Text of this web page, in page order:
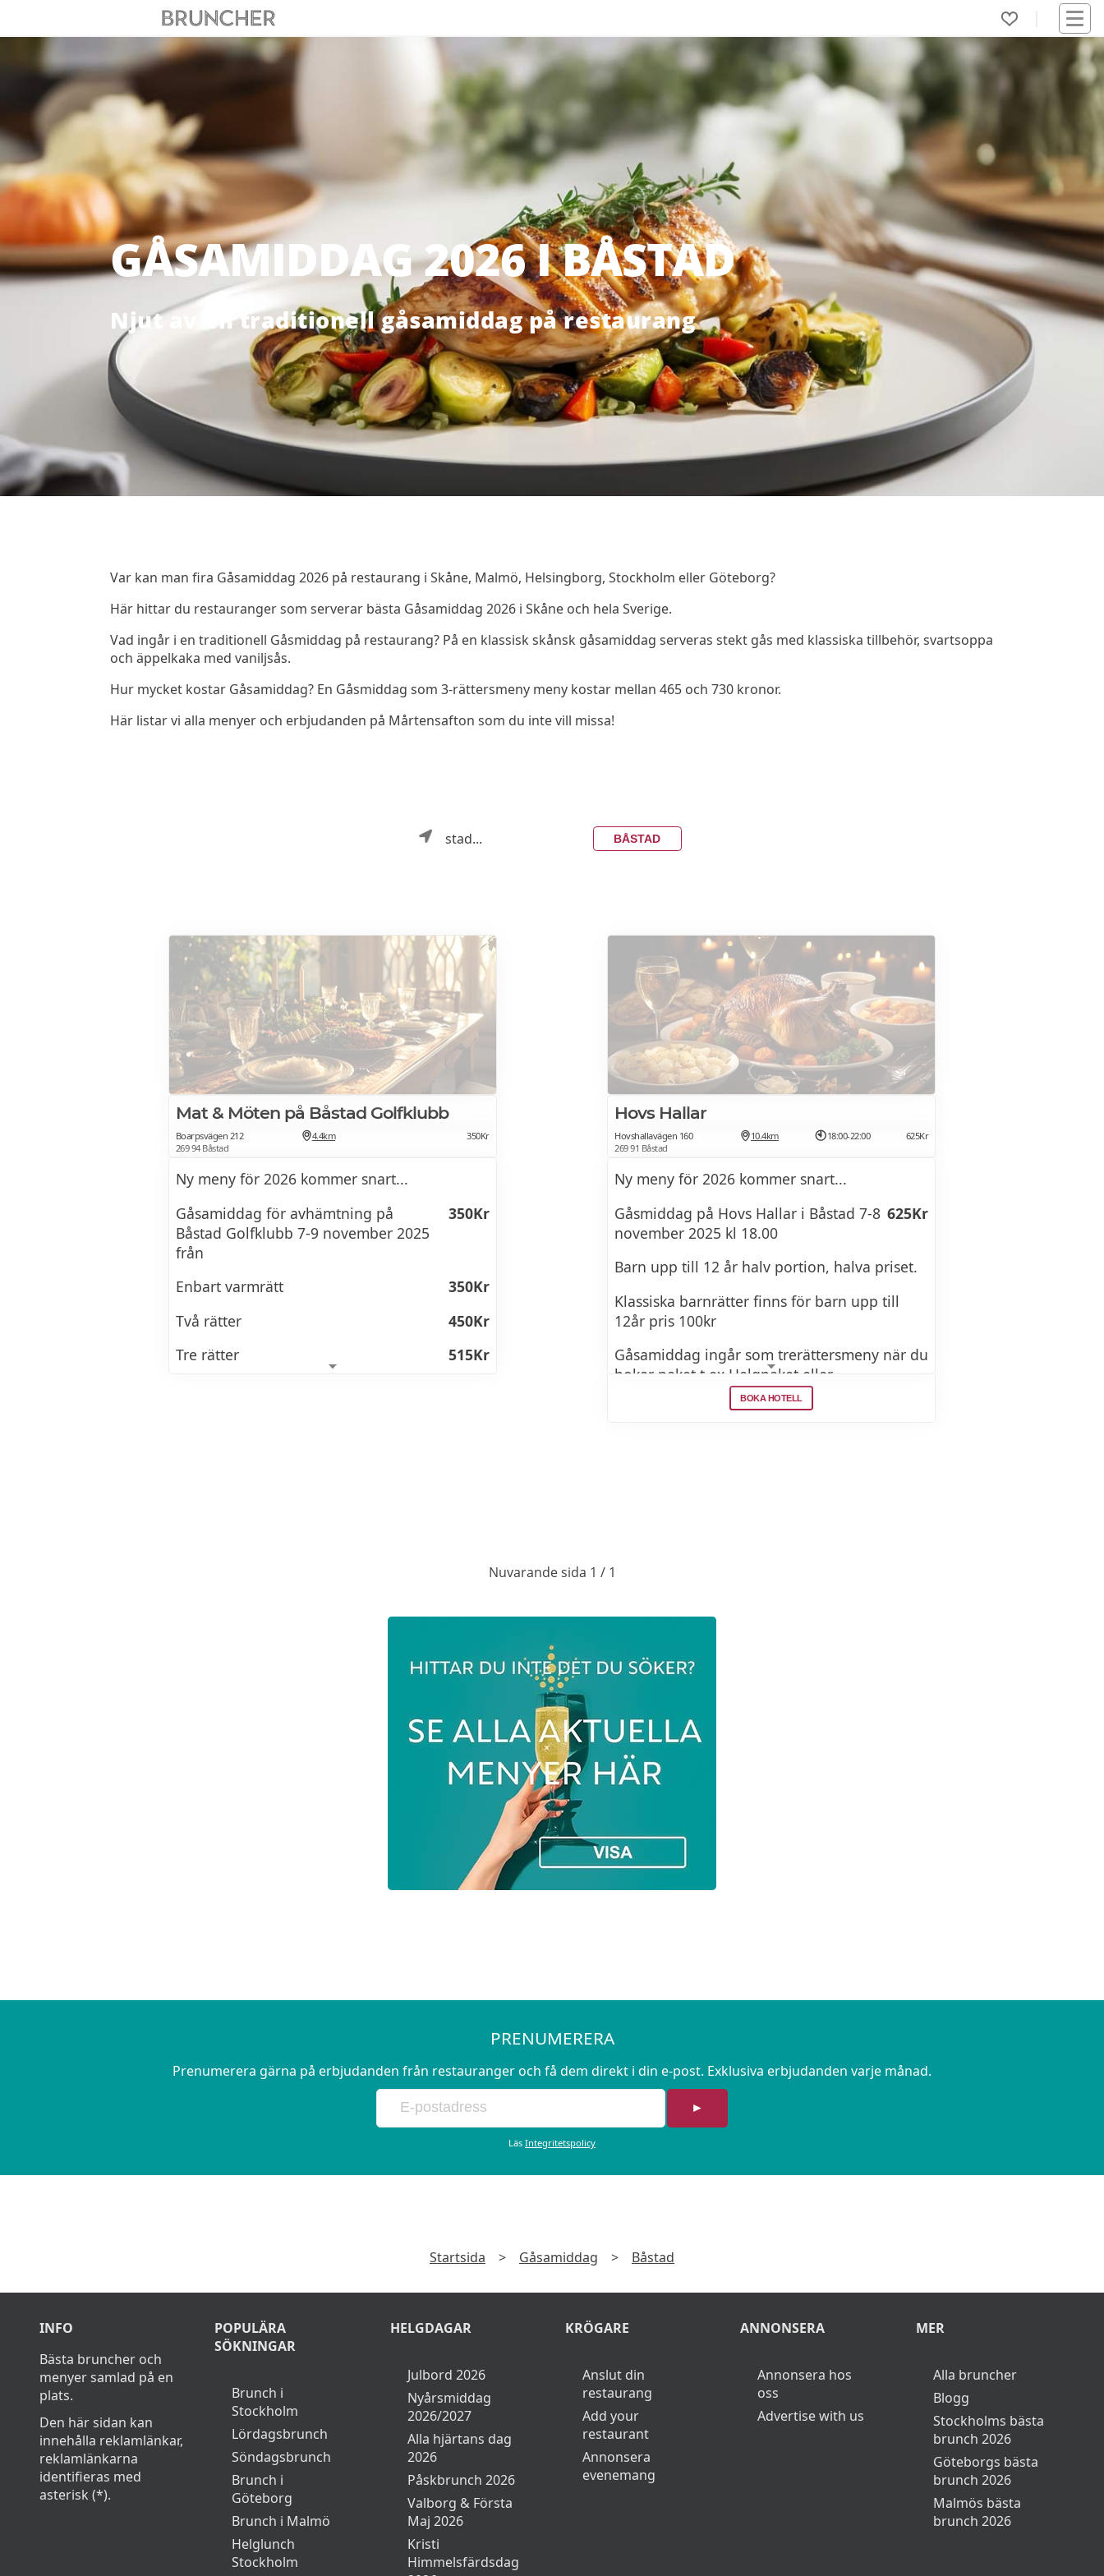
GÅSAMIDDAG 2026 I BÅSTAD
Njut av en traditionell gåsamiddag på restaurang
Var kan man fira Gåsamiddag 2026 på restaurang i Skåne, Malmö, Helsingborg, Stockholm eller Göteborg?
Här hittar du restauranger som serverar bästa Gåsamiddag 2026 i Skåne och hela Sverige.
Vad ingår i en traditionell Gåsmiddag på restaurang? På en klassisk skånsk gåsamiddag serveras stekt gås med klassiska tillbehör, svartsoppa
och äppelkaka med vaniljsås.
Hur mycket kostar Gåsamiddag? En Gåsmiddag som 3-rättersmeny meny kostar mellan 465 och 730 kronor.
Här listar vi alla menyer och erbjudanden på Mårtensafton som du inte vill missa!
stad... BÅSTAD
Mat & Möten på Båstad Golfklubb
Boarpsvägen 212
269 94 Båstad
4.4km 350Kr
Ny meny för 2026 kommer snart...
Gåsamiddag för avhämtning på
Båstad Golfklubb 7-9 november 2025
från
350Kr
Enbart varmrätt
350Kr
Två rätter
450Kr
Tre rätter
515Kr
Kryddig Svartsoppa med stekt gåslever, krås
Alternativt krämig Skogssvampsoppa med
Traditionell helstekt gås, serveras med
svartvinbärsgelé, stekt kulpotatis, ”gåsasås” &
Hovs Hallar
Hovshallavägen 160
269 91 Båstad
10.4km 18:00-22:00 625Kr
Ny meny för 2026 kommer snart...
Gåsmiddag på Hovs Hallar i Båstad 7-8
november 2025 kl 18.00
625Kr
Barn upp till 12 år halv portion, halva priset.
Klassiska barnrätter finns för barn upp till
12år pris 100kr
Gåsamiddag ingår som trerättersmeny när du
bokar paket t ex Helgpaket eller
Vandringspaket med ankomst 7 och 8
Äpplekaka med hemmagjord vaniljsås
BOKA HOTELL
Nuvarande sida 1 / 1
PRENUMERERA
Prenumerera gärna på erbjudanden från restauranger och få dem direkt i din e-post. Exklusiva erbjudanden varje månad.
►
Läs Integritetspolicy
Startsida > Gåsamiddag > Båstad
INFO
Bästa bruncher och
menyer samlad på en
plats.
Den här sidan kan
innehålla reklamlänkar,
reklamlänkarna
identifieras med
asterisk (*).
POPULÄRA
SÖKNINGAR
Brunch i
Stockholm
Lördagsbrunch
Söndagsbrunch
Brunch i
Göteborg
Brunch i Malmö
Helglunch
Stockholm
HELGDAGAR
Julbord 2026
Nyårsmiddag
2026/2027
Alla hjärtans dag
2026
Påskbrunch 2026
Valborg & Första
Maj 2026
Kristi
Himmelsfärdsdag
KRÖGARE
Anslut din
restaurang
Add your
restaurant
Annonsera
evenemang
ANNONSERA
Annonsera hos
oss
Advertise with us
MER
Alla bruncher
Blogg
Stockholms bästa
brunch 2026
Göteborgs bästa
brunch 2026
Malmös bästa
brunch 2026